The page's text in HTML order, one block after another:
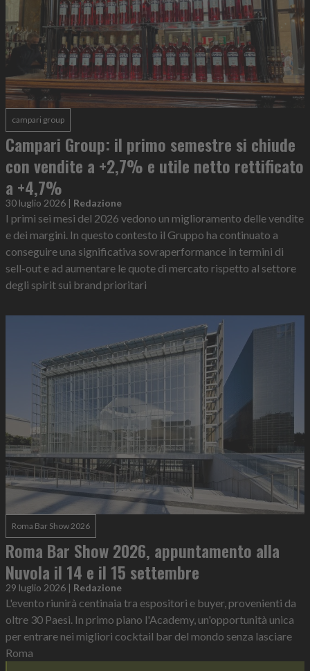
campari group
Campari Group: il primo semestre si chiude
con vendite a +2,7% e utile netto rettificato
a +4,7%
30 luglio 2026 | Redazione
I primi sei mesi del 2026 vedono un miglioramento delle vendite
e dei margini. In questo contesto il Gruppo ha continuato a
conseguire una significativa sovraperformance in termini di
sell-out e ad aumentare le quote di mercato rispetto al settore
degli spirit sui brand prioritari
Roma Bar Show 2026
Roma Bar Show 2026, appuntamento alla
Nuvola il 14 e il 15 settembre
29 luglio 2026 | Redazione
L'evento riunirà centinaia tra espositori e buyer, provenienti da
oltre 30 Paesi. In primo piano l'Academy, un'opportunità unica
per entrare nei migliori cocktail bar del mondo senza lasciare
Roma